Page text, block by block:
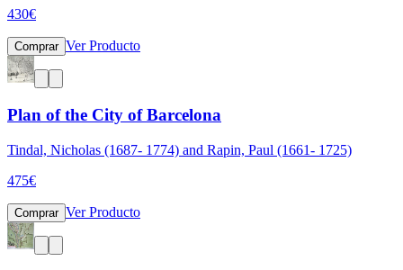
430€
Comprar Ver Producto
Plan of the City of Barcelona
Tindal, Nicholas (1687- 1774) and Rapin, Paul (1661- 1725)
475€
Comprar Ver Producto